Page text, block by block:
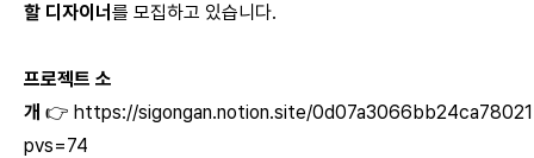
할 디자이너 를 모집하고 있습니다.
프로젝트 소
개 👉 https://sigongan.notion.site/
pvs=74